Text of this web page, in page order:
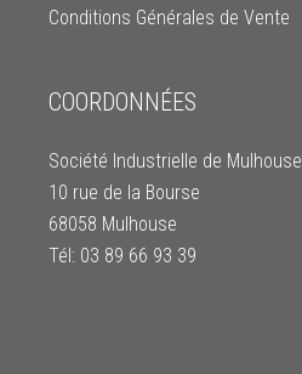
Conditions Générales de Vente
COORDONNÉES
Société Industrielle de Mulhouse
10 rue de la Bourse
68058 Mulhouse
Tél: 03 89 66 93 39